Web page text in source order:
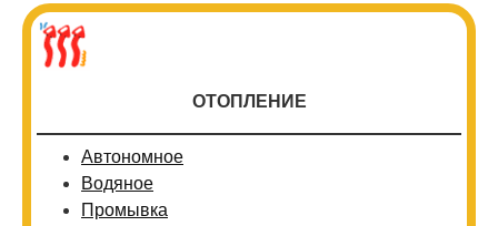
ОТОПЛЕНИЕ
Автономное
Водяное
Промывка